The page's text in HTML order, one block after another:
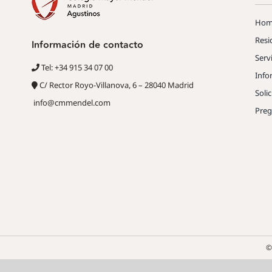
Información de contacto
Tel: +34 915 34 07 00
C/ Rector Royo-Villanova, 6 – 28040 Madrid
info@cmmendel.com
©